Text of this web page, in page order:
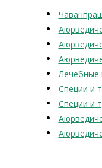
Лечебные
Специи и
Специи и